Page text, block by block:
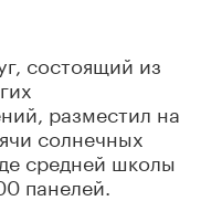
состоящий из
разместил на
солнечных
средней школы
панелей.